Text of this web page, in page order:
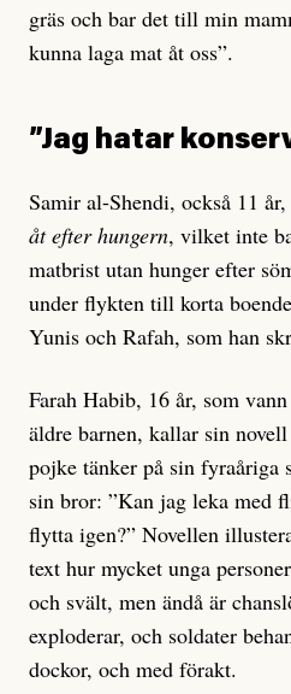
gräs och bar det till min
kunna laga mat åt oss”.
”Jag hatar
Samir al-Shendi, också 11
åt efter hungern, vilket inte
matbrist utan hunger efter
under flykten till korta
Yunis och Rafah, som han
Farah Habib, 16 år, som
äldre barnen, kallar sin novell
pojke tänker på sin fyraåriga
sin bror: ”Kan jag leka med
flytta igen?” Novellen
text hur mycket unga
och svält, men ändå är
exploderar, och soldater
dockor, och med förakt.